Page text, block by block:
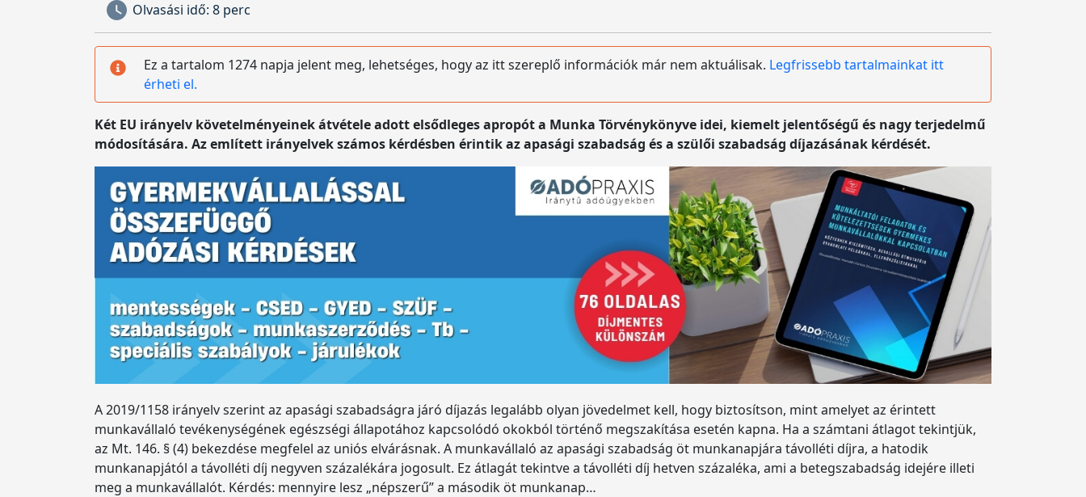
Olvasási idő: 8 perc
Ez a tartalom 1274 napja jelent meg, lehetséges, hogy az itt szereplő információk már nem aktuálisak. Legfrissebb tartalmainkat itt
érheti el.
Két EU irányelv követelményeinek átvétele adott elsődleges apropót a Munka Törvénykönyve idei, kiemelt jelentőségű és nagy terjedelmű
módosítására. Az említett irányelvek számos kérdésben érintik az apasági szabadság és a szülői szabadság díjazásának kérdését.
A 2019/1158 irányelv szerint az apasági szabadságra járó díjazás legalább olyan jövedelmet kell, hogy biztosítson, mint amelyet az érintett
munkavállaló tevékenységének egészségi állapotához kapcsolódó okokból történő megszakítása esetén kapna. Ha a számtani átlagot tekintjük,
az Mt. 146. § (4) bekezdése megfelel az uniós elvárásnak. A munkavállaló az apasági szabadság öt munkanapjára távolléti díjra, a hatodik
munkanapjától a távolléti díj negyven százalékára jogosult. Ez átlagát tekintve a távolléti díj hetven százaléka, ami a betegszabadság idejére illeti
meg a munkavállalót. Kérdés: mennyire lesz „népszerű” a második öt munkanap…